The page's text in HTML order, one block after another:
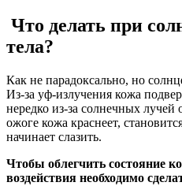
Что делать при
тела?
Как не парадоксально, но
Из-за уф-излучения кожа
нередко из-за солнечных
ожоге кожа краснеет,
начинает слазить.
Чтобы облегчить состояние
воздействия необходимо